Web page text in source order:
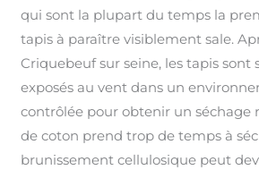
qui sont la plupart du temps la
tapis à paraître visiblement sale.
Criquebeuf sur seine, les tapis sont
exposés au vent dans un
contrôlée pour obtenir un séchage
de coton prend trop de temps à
brunissement cellulosique peut